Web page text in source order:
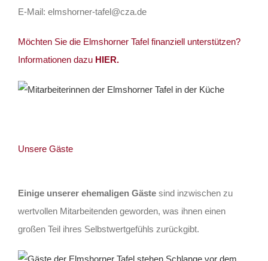
E-Mail: elmshorner-tafel@cza.de
Möchten Sie die Elmshorner Tafel finanziell unterstützen?
Informationen dazu HIER.
Unsere Gäste
Einige unserer ehemaligen Gäste sind inzwischen zu
wertvollen Mitarbeitenden geworden, was ihnen einen
großen Teil ihres Selbstwertgefühls zurückgibt.